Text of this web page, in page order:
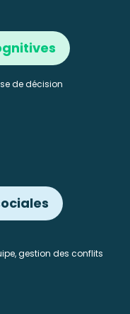
de décision
gestion des conflits